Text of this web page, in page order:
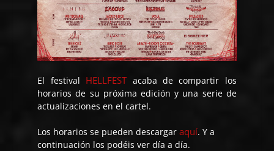
El festival HELLFEST acaba de compartir los
horarios de su próxima edición y una serie de
actualizaciones en el cartel.
Los horarios se pueden descargaraquí. Y a
continuación los podéis ver día a día.